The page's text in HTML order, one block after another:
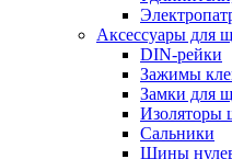
Аксессуары для
DIN-рейки
Зажимы
Замки для
Изоляторы
Сальники
Шины